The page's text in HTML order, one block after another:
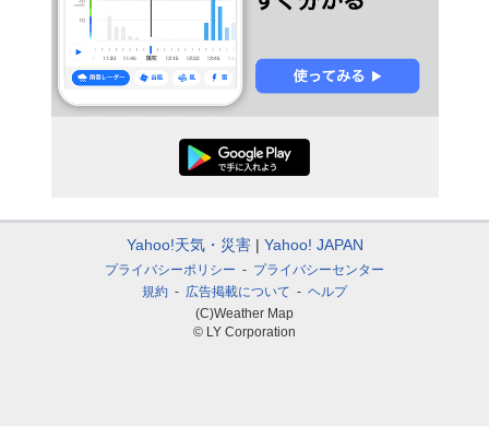
Yahoo!天気・災害 Yahoo! JAPAN
プライバシーポリシー
プライバシーセンター
規約
広告掲載について
ヘルプ
(C)Weather Map
© LY Corporation